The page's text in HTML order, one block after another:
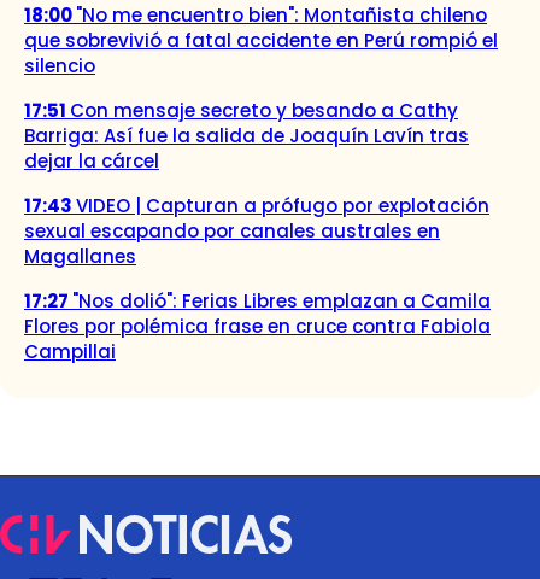
18:00"No me encuentro bien": Montañista chileno
que sobrevivió a fatal accidente en Perú rompió el
silencio
17:51 Con mensaje secreto y besando a Cathy
Barriga: Así fue la salida de Joaquín Lavín tras
dejar la cárcel
17:43VIDEO | Capturan a prófugo por explotación
sexual escapando por canales australes en
Magallanes
17:27 "Nos dolió": Ferias Libres emplazan a Camila
Flores por polémica frase en cruce contra Fabiola
Campillai